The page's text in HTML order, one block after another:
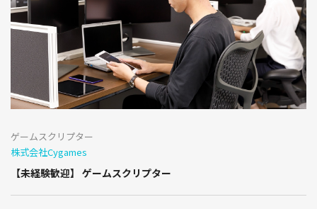
ゲームスクリプター
株式会社Cygames
【未経験歓迎】 ゲームスクリプター